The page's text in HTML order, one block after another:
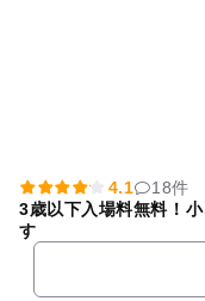
4.1
18件
3歳以下入場料無料！
す